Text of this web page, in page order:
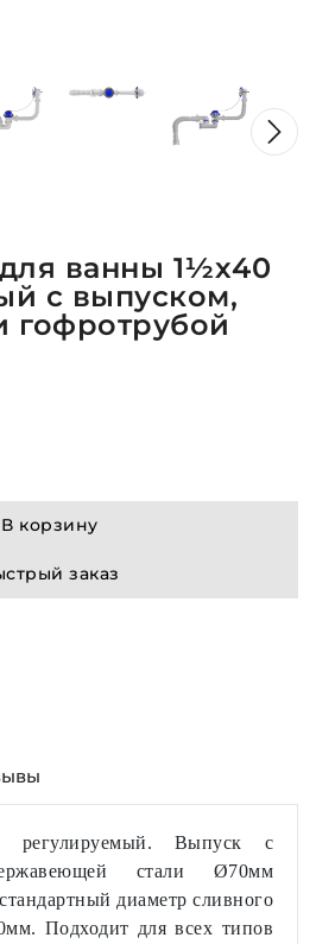
ванны 1½х40
с выпуском,
гофротрубой
В корзину
заказ
Выпуск с
стали Ø70мм
диаметр сливного
Подходит для всех типов